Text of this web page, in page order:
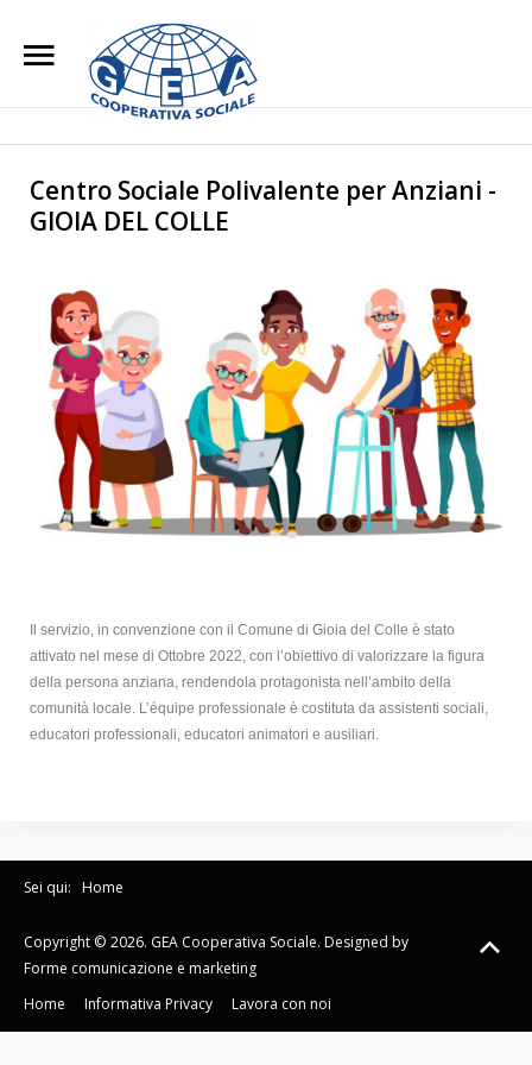
Home
L'impegno Sociale
Attività
Blog
Lavora con noi
Contatti
SearchOur Site
Centro Sociale Polivalente per Anziani -
GIOIA DEL COLLE
Il servizio, in convenzione con il Comune di Gioia del Colle è stato
attivato nel mese di Ottobre 2022, con l’obiettivo di valorizzare la figura
della persona anziana, rendendola protagonista nell’ambito della
comunità locale. L’équipe professionale è costituta da assistenti sociali,
educatori professionali, educatori animatori e ausiliari.
Sei qui: Home
Copyright © 2026. GEA Cooperativa Sociale. Designed by
Forme comunicazione e marketing
Home
Informativa Privacy Lavora con noi